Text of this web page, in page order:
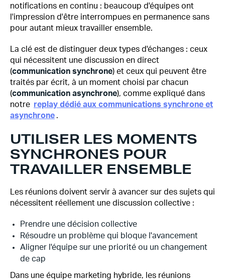
notifications en continu : beaucoup d'équipes ont
l'impression d'être interrompues en permanence sans
pour autant mieux travailler ensemble.
La clé est de distinguer deux types d'échanges : ceux
qui nécessitent une discussion en direct
(communication synchrone) et ceux qui peuvent être
traités par écrit, à un moment choisi par chacun
(communication asynchrone), comme expliqué dans
notre replay dédié aux communications synchrone et
asynchrone .
UTILISER LES MOMENTS
SYNCHRONES POUR
TRAVAILLER ENSEMBLE
Les réunions doivent servir à avancer sur des sujets qui
nécessitent réellement une discussion collective :
Prendre une décision collective
Résoudre un problème qui bloque l'avancement
Aligner l'équipe sur une priorité ou un changement
de cap
Dans une équipe marketing hybride, les réunions